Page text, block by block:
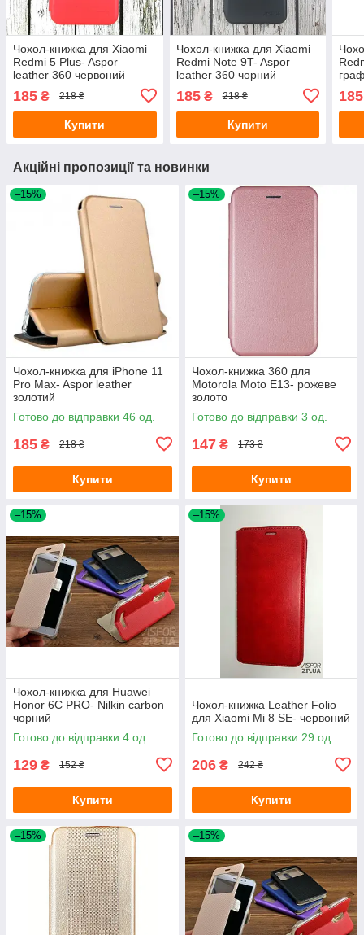
Чохол-книжка для Xiaomi
Redmi 5 Plus- Aspor
leather 360 червоний
185 ₴ 218 ₴
Купити
Чохол-книжка для Xiaomi
Redmi Note 9T- Aspor
leather 360 чорний
185₴ 218 ₴
Купити
185
Акційні пропозиції та новинки
–15%
Чохол-книжка для iPhone 11
Pro Max- Aspor leather
золотий
Готово до відправки 46 од.
185 ₴ 218 ₴
Купити
–15%
Чохол-книжка 360 для
Motorola Moto E13- рожеве
золото
Готово до відправки 3 од.
147 ₴ 173 ₴
Купити
–15%
Чохол-книжка для Huawei
Honor 6C PRO- Nilkin carbon
чорний
Готово до відправки 4 од.
129 ₴ 152 ₴
Купити
–15%
Чохол-книжка Leather Folio
для Xiaomi Mi 8 SE- червоний
Готово до відправки 29 од.
206 ₴ 242 ₴
Купити
–15% –15%